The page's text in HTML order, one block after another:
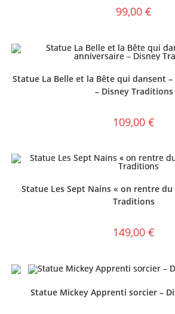
99,00 €
Statue La Belle et la Bête qui dansent
– Disney Traditions
109,00 €
Statue Les Sept Nains « on rentre
Traditions
149,00 €
Statue Mickey Apprenti sorcier –